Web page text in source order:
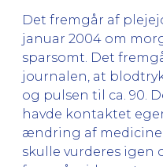
Det fremgår af
januar 2004 om
sparsomt. Det
journalen, at
og pulsen til ca. 90.
havde kontaktet
ændring af
skulle vurderes igen